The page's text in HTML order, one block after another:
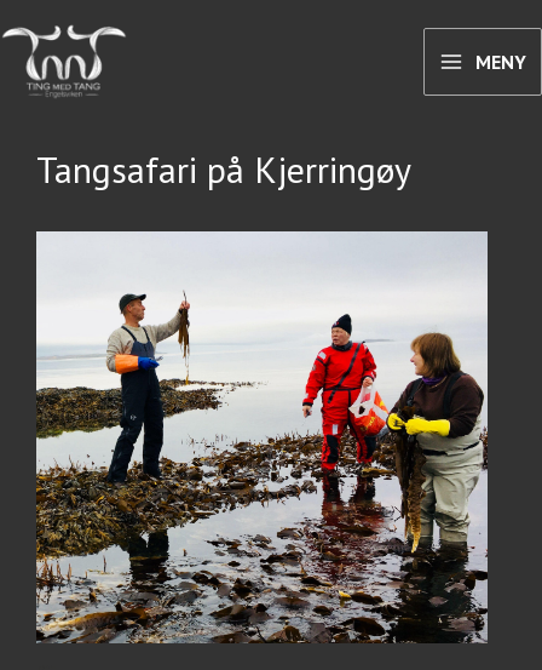
rett
innholdet
MENY
Tangsafari på Kjerringøy